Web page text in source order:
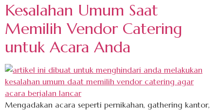
Kesalahan Umum Saat
Memilih Vendor Catering
untuk Acara Anda
Mengadakan acara seperti pernikahan, gathering kantor,